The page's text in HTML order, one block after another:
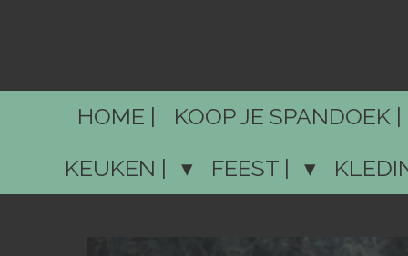
de
hoofdinhoudHOME |
KOOP JE SPANDOEK |
KEUKEN |
FEEST |